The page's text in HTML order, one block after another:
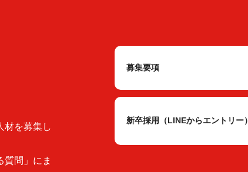
材を募集し
質問」にま
募集要項
新卒採用（LINEからエントリー）